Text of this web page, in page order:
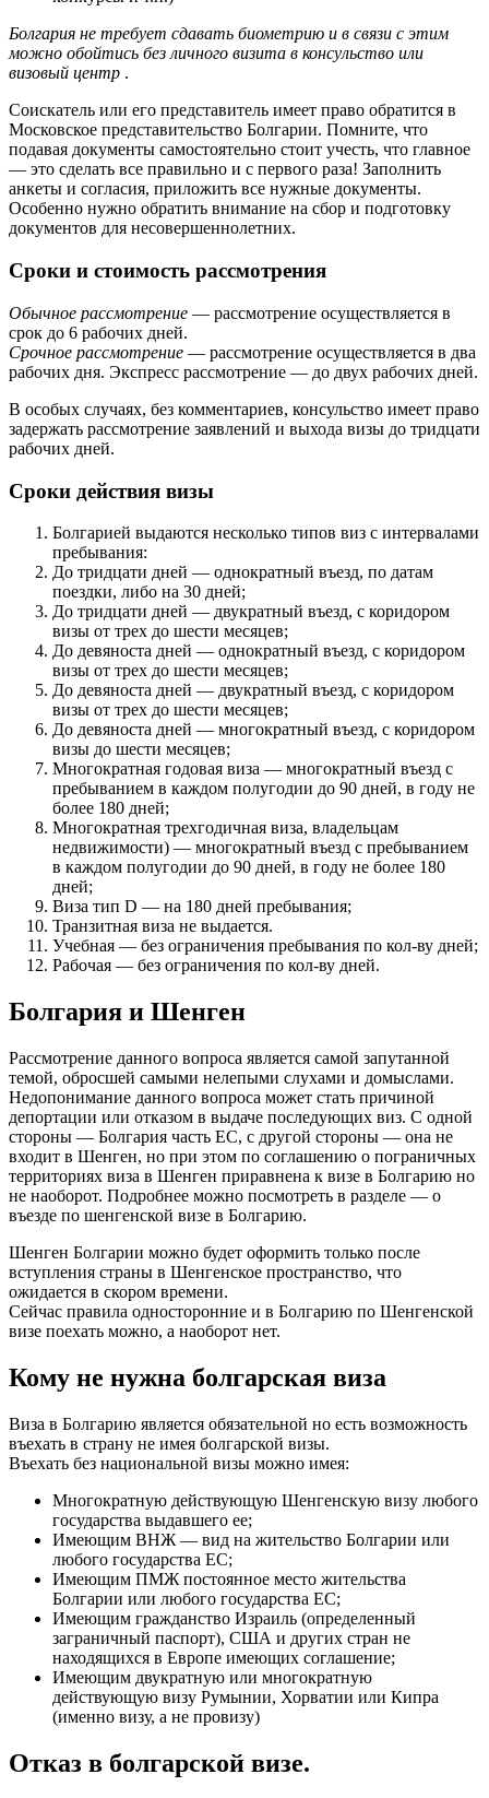
Болгария не требует сдавать биометрию и в связи с этим
можно обойтись без личного визита в консульство или
визовый центр .
Соискатель или его представитель имеет право обратится в
Московское представительство Болгарии. Помните, что
подавая документы самостоятельно стоит учесть, что главное
— это сделать все правильно и с первого раза! Заполнить
анкеты и согласия, приложить все нужные документы.
Особенно нужно обратить внимание на сбор и подготовку
документов для несовершеннолетних.
Сроки и стоимость рассмотрения
Обычное рассмотрение — рассмотрение осуществляется в
срок до 6 рабочих дней.
Срочное рассмотрение — рассмотрение осуществляется в два
рабочих дня. Экспресс рассмотрение — до двух рабочих дней.
В особых случаях, без комментариев, консульство имеет право
задержать рассмотрение заявлений и выхода визы до тридцати
рабочих дней.
Сроки действия визы
Болгарией выдаются несколько типов виз с интервалами
пребывания:
До тридцати дней — однократный въезд, по датам
поездки, либо на 30 дней;
До тридцати дней — двукратный въезд, с коридором
визы от трех до шести месяцев;
До девяноста дней — однократный въезд, с коридором
визы от трех до шести месяцев;
До девяноста дней — двукратный въезд, с коридором
визы от трех до шести месяцев;
До девяноста дней — многократный въезд, с коридором
визы до шести месяцев;
Многократная годовая виза — многократный въезд с
пребыванием в каждом полугодии до 90 дней, в году не
более 180 дней;
Многократная трехгодичная виза, владельцам
недвижимости) — многократный въезд с пребыванием
в каждом полугодии до 90 дней, в году не более 180
дней;
Виза тип D — на 180 дней пребывания;
Транзитная виза не выдается.
Учебная — без ограничения пребывания по кол-ву дней;
Рабочая — без ограничения по кол-ву дней.
Болгария и Шенген
Рассмотрение данного вопроса является самой запутанной
темой, обросшей самыми нелепыми слухами и домыслами.
Недопонимание данного вопроса может стать причиной
депортации или отказом в выдаче последующих виз. С одной
стороны — Болгария часть ЕС, с другой стороны — она не
входит в Шенген, но при этом по соглашению о пограничных
территориях виза в Шенген приравнена к визе в Болгарию но
не наоборот. Подробнее можно посмотреть в разделе — о
въезде по шенгенской визе в Болгарию.
Шенген Болгарии можно будет оформить только после
вступления страны в Шенгенское пространство, что
ожидается в скором времени.
Сейчас правила односторонние и в Болгарию по Шенгенской
визе поехать можно, а наоборот нет.
Кому не нужна болгарская виза
Виза в Болгарию является обязательной но есть возможность
въехать в страну не имея болгарской визы.
Въехать без национальной визы можно имея:
Многократную действующую Шенгенскую визу любого
государства выдавшего ее;
Имеющим ВНЖ — вид на жительство Болгарии или
любого государства ЕС;
Имеющим ПМЖ постоянное место жительства
Болгарии или любого государства ЕС;
Имеющим гражданство Израиль (определенный
заграничный паспорт), США и других стран не
находящихся в Европе имеющих соглашение;
Имеющим двукратную или многократную
действующую визу Румынии, Хорватии или Кипра
(именно визу, а не провизу)
Отказ в болгарской визе.